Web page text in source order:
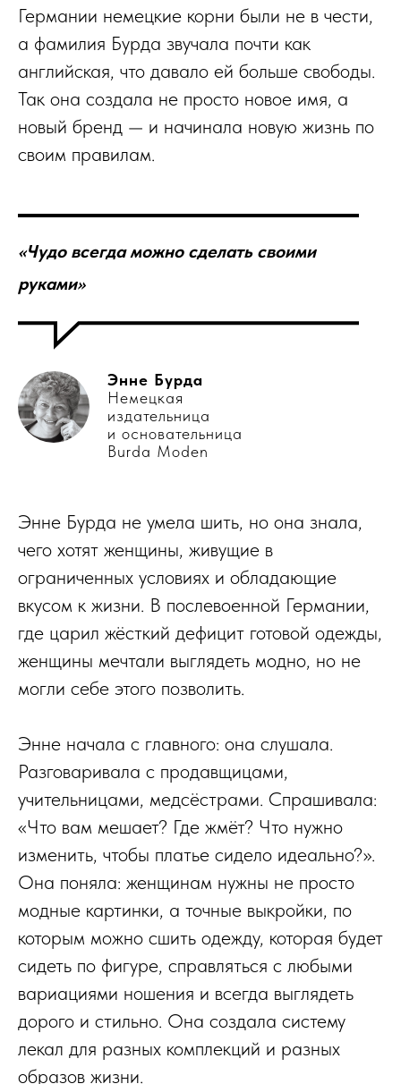
Германии немецкие корни были не в чести,
а фамилия Бурда звучала почти как
английская, что давало ей больше свободы.
Так она создала не просто новое имя, а
новый бренд — и начинала новую жизнь по
своим правилам.
«Чудо всегда можно сделать своими
руками»
Энне Бурда
Немецкая
издательница
и основательница
Burda Moden
Энне Бурда не умела шить, но она знала,
чего хотят женщины, живущие в
ограниченных условиях и обладающие
вкусом к жизни. В послевоенной Германии,
где царил жёсткий дефицит готовой одежды,
женщины мечтали выглядеть модно, но не
могли себе этого позволить.
Энне начала с главного: она слушала.
Разговаривала с продавщицами,
учительницами, медсёстрами. Спрашивала:
«Что вам мешает? Где жмёт? Что нужно
изменить, чтобы платье сидело идеально?».
Она поняла: женщинам нужны не просто
модные картинки, а точные выкройки, по
которым можно сшить одежду, которая будет
сидеть по фигуре, справляться с любыми
вариациями ношения и всегда выглядеть
дорого и стильно. Она создала систему
лекал для разных комплекций и разных
образов жизни.